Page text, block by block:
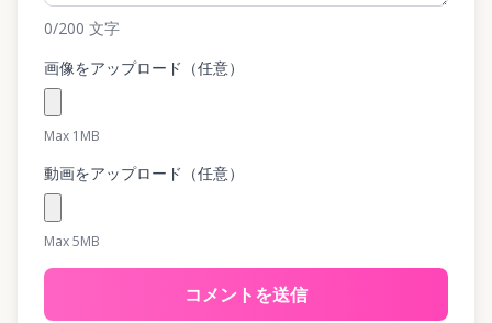
0/200 文字
画像をアップロード（任意）
Max 1MB
動画をアップロード（任意）
Max 5MB
コメントを送信